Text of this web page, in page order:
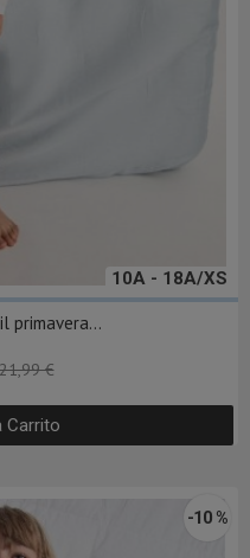
10A - 18A/XS
primavera...
€
Carrito
-10 %